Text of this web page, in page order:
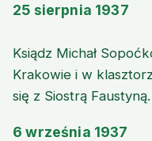
25 sierpnia 1937
Ksiądz Michał
Krakowie i w
się z Siostrą Faustyną.
6 września 1937